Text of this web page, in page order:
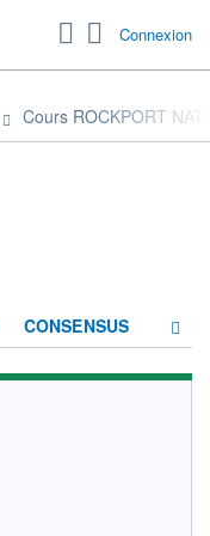
Connexion
Cours ROCKPORT
CONSENSUS